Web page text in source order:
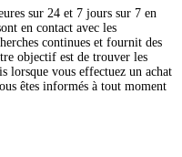
sur 24 et 7 jours sur 7 en
en contact avec les
continues et fournit des
objectif est de trouver les
lorsque vous effectuez un achat
êtes informés à tout moment